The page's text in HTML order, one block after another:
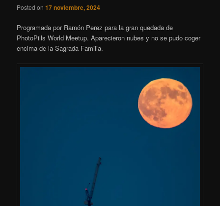
Posted on17 noviembre, 2024
Programada por Ramón Perez para la gran quedada de
PhotoPills World Meetup. Aparecieron nubes y no se pudo coger
encima de la Sagrada Familia.